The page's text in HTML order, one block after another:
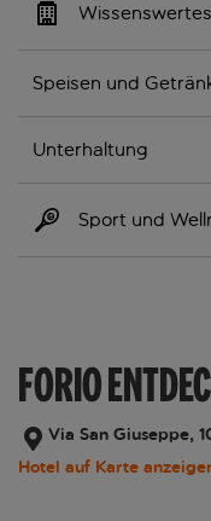
Wissenswertes
Speisen und
Unterhaltung
Sport und
FORIO
Via San Giuseppe,
Hotel auf Karte